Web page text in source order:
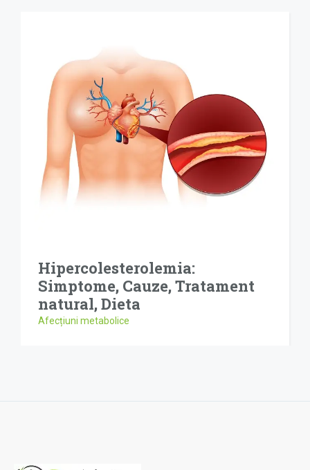
Hipercolesterolemia:
Simptome, Cauze, Tratament
natural, Dieta
Afecțiuni metabolice